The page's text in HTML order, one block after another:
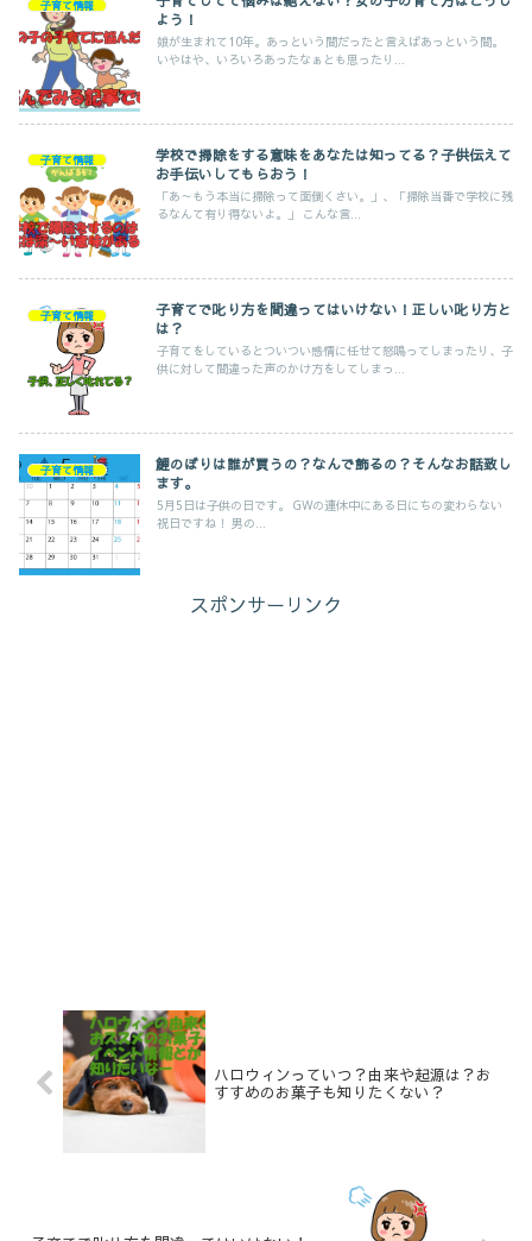
子育て情報
よう！
娘が生まれて10年。あっという間だったと言えばあっという間。
いやはや、いろいろあったなぁとも思ったり...
子育て情報
学校で掃除をする意味をあなたは知ってる？子供伝えて
お手伝いしてもらおう！
「あ～もう本当に掃除って面倒くさい。」、「掃除当番で学校に残
るなんて有り得ないよ。」 こんな言...
子育て情報
子育てで叱り方を間違ってはいけない！正しい叱り方と
は？
子育てをしているとついつい感情に任せて怒鳴ってしまったり、子
供に対して間違った声のかけ方をしてしまっ...
子育て情報
鯉のぼりは誰が買うの？なんで飾るの？そんなお話致し
ます。
5月5日は子供の日です。 GWの連休中にある日にちの変わらない
祝日ですね！ 男の...
スポンサーリンク
ハロウィンっていつ？由来や起源は？お
すすめのお菓子も知りたくない？